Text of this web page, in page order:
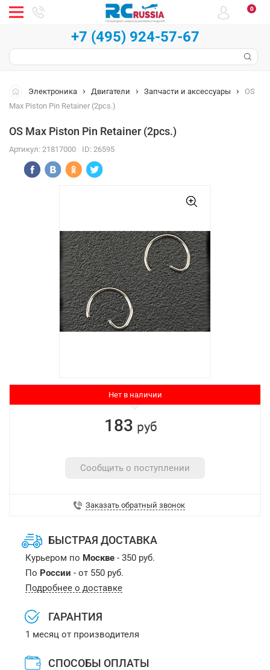
0
+7 (495) 924-57-67
Электроника Двигатели Запчасти и аксессуары
OS
Max Piston Pin Retainer (2pcs.)
OS Max Piston Pin Retainer (2pcs.)
Артикул: 21817000 ID: 26595
Нет в наличии
183 руб
Сообщить о поступлении
Заказать обратный звонок
БЫСТРАЯ ДОСТАВКА
Курьером по Москве- 350 руб.
По России - от 550 руб.
Подробнее о доставке
ГАРАНТИЯ
1 месяц от производителя
СПОСОБЫ ОПЛАТЫ